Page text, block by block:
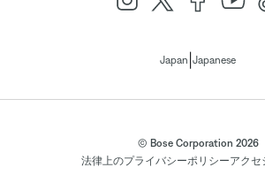
Japan Japanese
© Bose Corporation 2026
法律上のプライバシーポリシーアクセ